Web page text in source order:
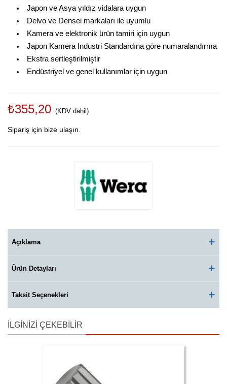
Japon ve Asya yıldız vidalara uygun
Delvo ve Densei markaları ile uyumlu
Kamera ve elektronik ürün tamiri için uygun
Japon Kamera Industri Standardına göre numaralandırma
Ekstra sertleştirilmiştir
Endüstriyel ve genel kullanımlar için uygun
₺355,20 (KDV dahil)
Sipariş için bize ulaşın.
Açıklama
Ürün Detayları
Taksit Seçenekleri
İLGINIZI ÇEKEBILIR